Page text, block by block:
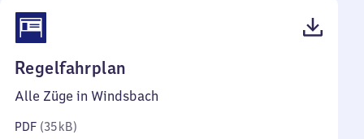
Regelfahrplan
35
Alle Züge in Windsbach
PDF (35 kB)